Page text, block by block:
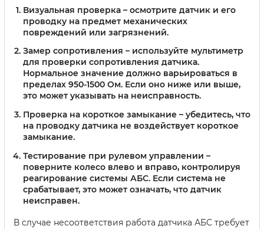
Визуальная проверка – осмотрите датчик и его
проводку на предмет механических
повреждений или загрязнений.
Замер сопротивления – используйте мультиметр
для проверки сопротивления датчика.
Нормальное значение должно варьироваться в
пределах 950-1500 Ом. Если оно ниже или выше,
это может указывать на неисправность.
Проверка на короткое замыкание – убедитесь, что
на проводку датчика не воздействует короткое
замыкание.
Тестирование при рулевом управлении –
поверните колесо влево и вправо, контролируя
реагирование системы АБС. Если система не
срабатывает, это может означать, что датчик
неисправен.
В случае несоответствия работа датчика АБС требует